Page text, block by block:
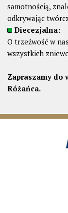
samotnością,
odkrywając
Diecezjalna:
O trzeźwość w
wszystkich
Zapraszamy do
Różańca.